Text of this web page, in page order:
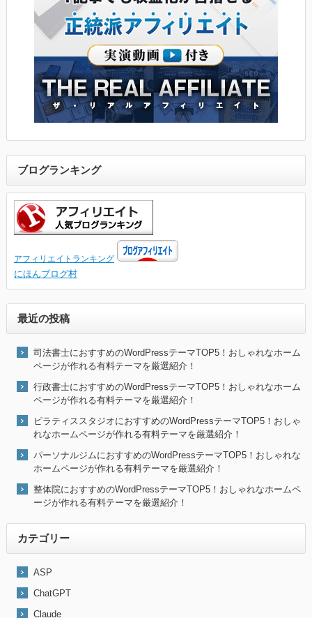
ブログランキング
アフィリエイトランキング
にほんブログ村
最近の投稿
司法書士におすすめのWordPressテーマTOP5！おしゃれなホーム
ページが作れる有料テーマを厳選紹介！
行政書士におすすめのWordPressテーマTOP5！おしゃれなホーム
ページが作れる有料テーマを厳選紹介！
ピラティススタジオにおすすめのWordPressテーマTOP5！おしゃ
れなホームページが作れる有料テーマを厳選紹介！
パーソナルジムにおすすめのWordPressテーマTOP5！おしゃれな
ホームページが作れる有料テーマを厳選紹介！
整体院におすすめのWordPressテーマTOP5！おしゃれなホームペ
ージが作れる有料テーマを厳選紹介！
カテゴリー
ASP
ChatGPT
Claude